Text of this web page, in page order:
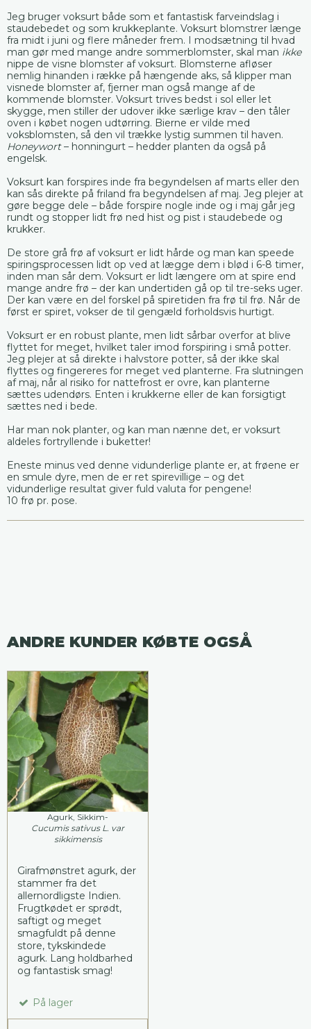
Jeg bruger voksurt både som et fantastisk farveindslag i
staudebedet og som krukkeplante. Voksurt blomstrer længe
fra midt i juni og flere måneder frem. I modsætning til hvad
man gør med mange andre sommerblomster, skal man ikke
nippe de visne blomster af voksurt. Blomsterne afløser
nemlig hinanden i række på hængende aks, så klipper man
visnede blomster af, fjerner man også mange af de
kommende blomster. Voksurt trives bedst i sol eller let
skygge, men stiller der udover ikke særlige krav – den tåler
oven i købet nogen udtørring. Bierne er vilde med
voksblomsten, så den vil trække lystig summen til haven.
Honeywort– honningurt – hedder planten da også på
engelsk.
Voksurt kan forspires inde fra begyndelsen af marts eller den
kan sås direkte på friland fra begyndelsen af maj. Jeg plejer at
gøre begge dele – både forspire nogle inde og i maj går jeg
rundt og stopper lidt frø ned hist og pist i staudebede og
krukker.
De store grå frø af voksurt er lidt hårde og man kan speede
spiringsprocessen lidt op ved at lægge dem i blød i 6-8 timer,
inden man sår dem. Voksurt er lidt længere om at spire end
mange andre frø – der kan undertiden gå op til tre-seks uger.
Der kan være en del forskel på spiretiden fra frø til frø. Når de
først er spiret, vokser de til gengæld forholdsvis hurtigt.
Voksurt er en robust plante, men lidt sårbar overfor at blive
flyttet for meget, hvilket taler imod forspiring i små potter.
Jeg plejer at så direkte i halvstore potter, så der ikke skal
flyttes og fingereres for meget ved planterne. Fra slutningen
af maj, når al risiko for nattefrost er ovre, kan planterne
sættes udendørs. Enten i krukkerne eller de kan forsigtigt
sættes ned i bede.
Har man nok planter, og kan man nænne det, er voksurt
aldeles fortryllende i buketter!
Eneste minus ved denne vidunderlige plante er, at frøene er
en smule dyre, men de er ret spirevillige – og det
vidunderlige resultat giver fuld valuta for pengene!
10 frø pr. pose.
ANDRE KUNDER KØBTE OGSÅ
Agurk, Sikkim-
Cucumis sativus L. var
sikkimensis
Girafmønstret agurk, der
stammer fra det
allernordligste Indien.
Frugtkødet er sprødt,
saftigt og meget
smagfuldt på denne
store, tykskindede
agurk. Lang holdbarhed
og fantastisk smag!
På lager